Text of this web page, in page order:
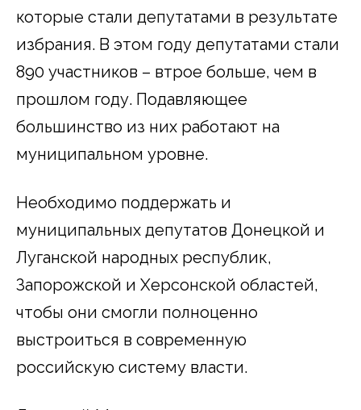
которые стали депутатами в результате
избрания. В этом году депутатами стали
890 участников – втрое больше, чем в
прошлом году. Подавляющее
большинство из них работают на
муниципальном уровне.
Необходимо поддержать и
муниципальных депутатов Донецкой и
Луганской народных республик,
Запорожской и Херсонской областей,
чтобы они смогли полноценно
выстроиться в современную
российскую систему власти.